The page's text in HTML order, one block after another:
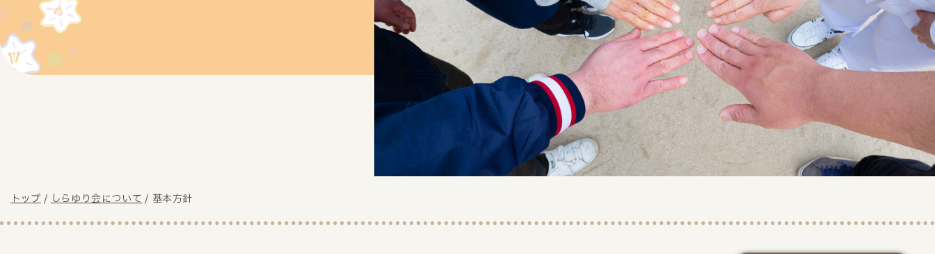
現
トップ / しらゆり会について / 基本方針